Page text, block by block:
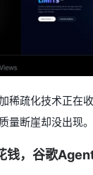
稀疏化技术正在
量断崖却没出现。
钱，谷歌